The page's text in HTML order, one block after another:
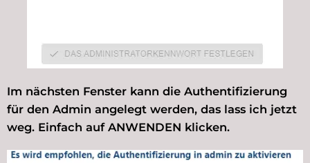
Im nächsten Fenster kann die Authentifizierung
für den Admin angelegt werden, das lass ich jetzt
weg. Einfach auf ANWENDEN klicken.